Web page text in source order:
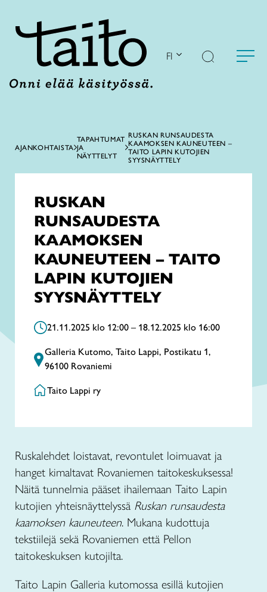
FI
AJANKOHTAISTA
TAPAHTUMAT
JA
NÄYTTELYT
RUSKAN RUNSAUDESTA
KAAMOKSEN KAUNEUTEEN –
TAITO LAPIN KUTOJIEN
SYYSNÄYTTELY
RUSKAN
RUNSAUDESTA
KAAMOKSEN
KAUNEUTEEN – TAITO
LAPIN KUTOJIEN
SYYSNÄYTTELY
21.11.2025 klo 12:00 – 18.12.2025 klo 16:00
Galleria Kutomo, Taito Lappi, Postikatu 1,
96100 Rovaniemi
Taito Lappi ry
Ruskalehdet loistavat, revontulet loimuavat ja
hanget kimaltavat Rovaniemen taitokeskuksessa!
Näitä tunnelmia pääset ihailemaan Taito Lapin
kutojien yhteisnäyttelyssä Ruskan runsaudesta
kaamoksen kauneuteen. Mukana kudottuja
tekstiilejä sekä Rovaniemen että Pellon
taitokeskuksen kutojilta.
Taito Lapin Galleria kutomossa esillä kutojien